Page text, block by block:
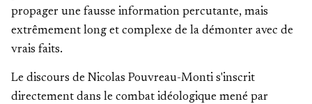
propager une fausse information percutante, mais
extrêmement long et complexe de la démonter avec de
vrais faits.
Le discours de Nicolas Pouvreau-Monti s'inscrit
directement dans le combat idéologique mené par